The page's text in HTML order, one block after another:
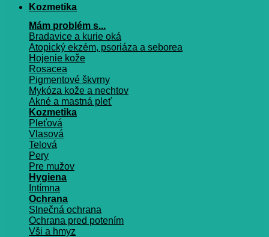
Kozmetika
Mám problém s...
Bradavice a kurie oká
Atopický ekzém, psoriáza a seborea
Hojenie kože
Rosacea
Pigmentové škvrny
Mykóza kože a nechtov
Akné a mastná pleť
Kozmetika
Pleťová
Vlasová
Telová
Pery
Pre mužov
Hygiena
Intímna
Ochrana
Slnečná ochrana
Ochrana pred potením
Vši a hmyz